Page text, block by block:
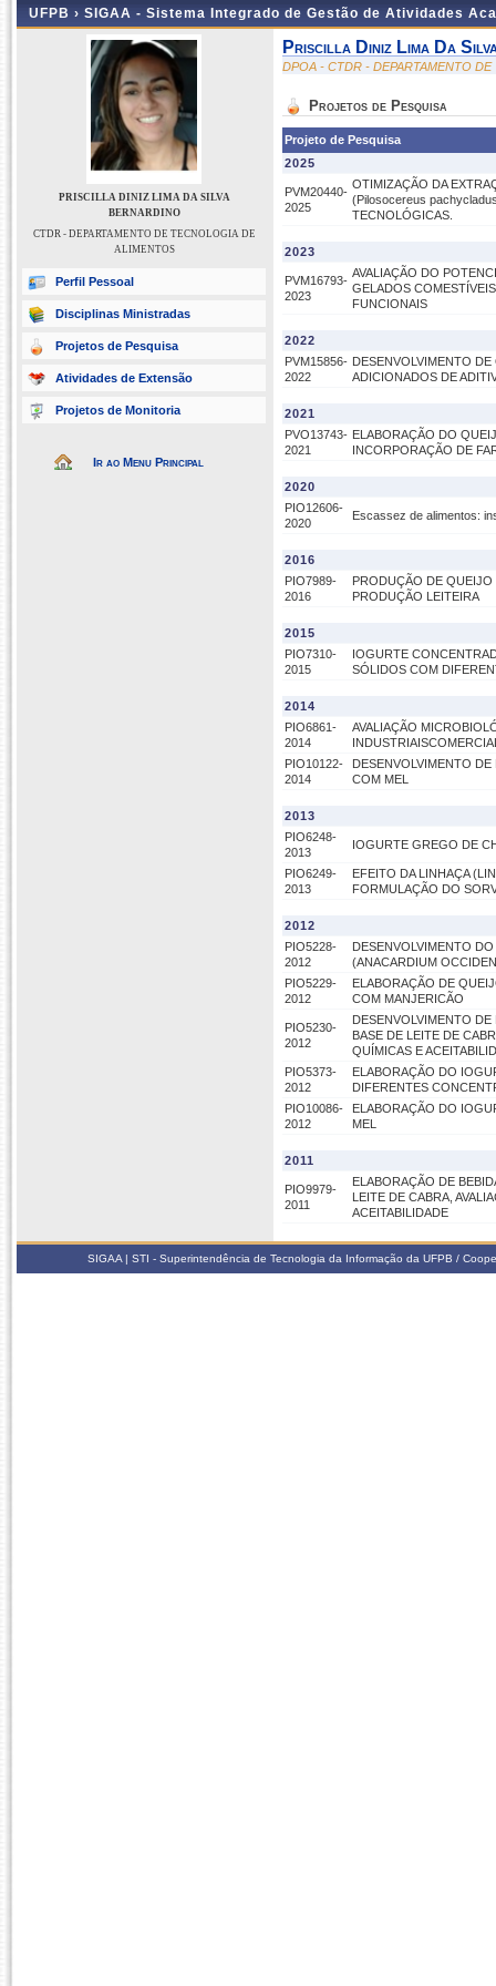
UFPB › SIGAA - Sistema Integrado de Gestão de Atividades
PRISCILLA DINIZ LIMA DA SILVA
BERNARDINO
CTDR - DEPARTAMENTO DE TECNOLOGIA DE
ALIMENTOS
Perfil Pessoal
Disciplinas Ministradas
Projetos de Pesquisa
Atividades de Extensão
Projetos de Monitoria
Ir ao Menu Principal
Priscilla Diniz Lima Da
DPOA - CTDR - DEPARTAMENTO
Projetos de Pesquisa
Projeto de Pesquisa
2025
PVM20440-
2025
OTIMIZAÇÃO DA
(Pilosocereus
TECNOLÓGICAS.
2023
PVM16793-
2023
AVALIAÇÃO DO
GELADOS
FUNCIONAIS
2022
PVM15856-
2022
DESENVOLVIMENTO
ADICIONADOS DE
2021
PVO13743-
2021
ELABORAÇÃO DO
INCORPORAÇÃO DE
2020
PIO12606-
2020
Escassez de alimentos:
2016
PIO7989-
2016
PRODUÇÃO DE QUEIJO
PRODUÇÃO LEITEIRA
2015
PIO7310-
2015
IOGURTE
SÓLIDOS COM
2014
PIO6861-
2014
AVALIAÇÃO
PIO10122-
2014
DESENVOLVIMENTO
COM MEL
2013
PIO6248-
2013
IOGURTE GREGO DE
PIO6249-
2013
EFEITO DA LINHAÇA
FORMULAÇÃO DO
2012
PIO5228-
2012
DESENVOLVIMENTO
(ANACARDIUM
PIO5229-
2012
ELABORAÇÃO DE
COM MANJERICÃO
PIO5230-
2012
DESENVOLVIMENTO
BASE DE LEITE DE
QUÍMICAS E
PIO5373-
2012
ELABORAÇÃO DO
DIFERENTES
PIO10086-
2012
ELABORAÇÃO DO
MEL
2011
PIO9979-
2011
ELABORAÇÃO DE
LEITE DE CABRA,
ACEITABILIDADE
SIGAA | STI - Superintendência de Tecnologia da Informação da UFPB /